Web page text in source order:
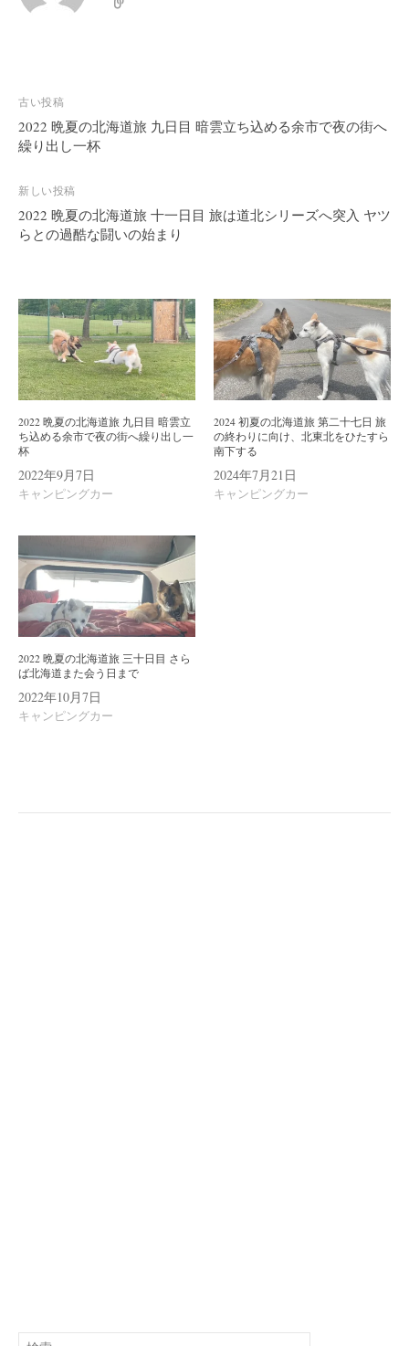
投
稿
ナ
ゲ
ー
シ
ン
古い投稿
2022 晩夏の北海道旅 九日目 暗雲立ち込める余市で夜の街へ
繰り出し一杯
新しい投稿
2022 晩夏の北海道旅 十一日目 旅は道北シリーズへ突入 ヤツ
らとの過酷な闘いの始まり
2022 晩夏の北海道旅 九日目 暗雲立
ち込める余市で夜の街へ繰り出し一
杯
2022年9月7日
キャンピングカー
2024 初夏の北海道旅 第二十七日 旅
の終わりに向け、北東北をひたすら
南下する
2024年7月21日
キャンピングカー
2022 晩夏の北海道旅 三十日目 さら
ば北海道また会う日まで
2022年10月7日
キャンピングカー
検